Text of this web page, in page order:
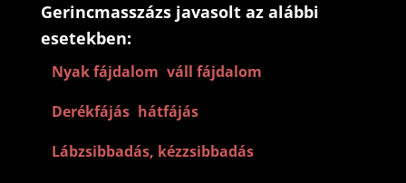
Gerincmasszázs javasolt az alábbi
esetekben:
Nyak fájdalom váll fájdalom
Derékfájás, hátfájás
Lábzsibbadás, kézzsibbadás